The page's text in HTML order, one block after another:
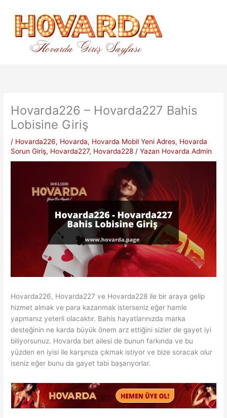
Hovarda226 – Hovarda227 Bahis
Lobisine Giriş
/ Hovarda226, Hovarda, Hovarda Mobil Yeni Adres, Hovarda
Sorun Giriş, Hovarda227, Hovarda228 / Yazan Hovarda Admin
Hovarda226, Hovarda227 ve Hovarda228 ile bir araya gelip
hizmet almak ve para kazanmak isterseniz eğer hamle
yapmanız yeterli olacaktır. Bahis hayatlarınızda marka
desteğinin ne karda büyük önem arz ettiğini sizler de gayet iyi
biliyorsunuz. Hovarda bet ailesi de bunun farkında ve bu
yüzden en iyisi ile karşınıza çıkmak istiyor ve bize soracak olur
iseniz eğer bunu da gayet tabi başarıyorlar.